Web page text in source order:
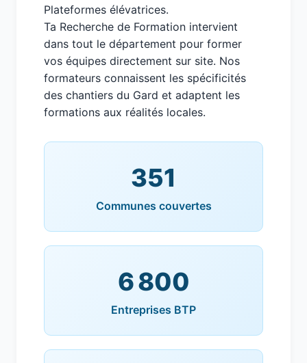
Plateformes élévatrices.
Ta Recherche de Formation intervient
dans tout le département pour former
vos équipes directement sur site. Nos
formateurs connaissent les spécificités
des chantiers du Gard et adaptent les
formations aux réalités locales.
351
Communes couvertes
6 800
Entreprises BTP